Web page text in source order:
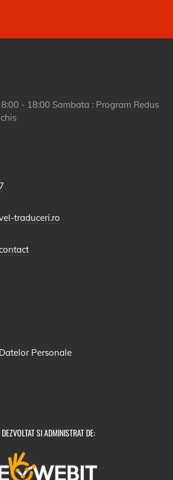
- 18:00 Sambata : Program Redus
traduceri.ro
Personale
SI ADMINISTRAT DE: